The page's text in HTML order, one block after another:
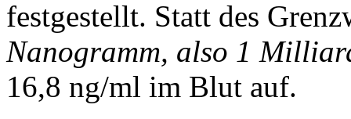
festgestellt. Statt des
Nanogramm, also 1
16,8 ng/ml im Blut auf.